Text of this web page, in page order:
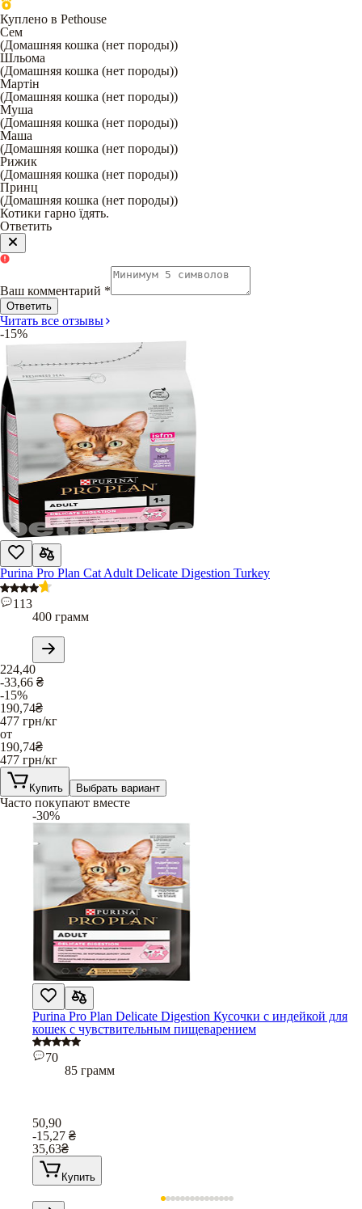
Куплено в Pethouse
Сем
(Домашняя кошка (нет породы))
Шльома
(Домашняя кошка (нет породы))
Мартін
(Домашняя кошка (нет породы))
Муша
(Домашняя кошка (нет породы))
Маша
(Домашняя кошка (нет породы))
Рижик
(Домашняя кошка (нет породы))
Принц
(Домашняя кошка (нет породы))
Котики гарно їдять.
Ответить
Ваш комментарий *
Ответить
Читать все отзывы
-15%
Purina Pro Plan Cat Adult Delicate Digestion Turkey
113
400 грамм
224,40
-33,66 ₴
-15%
190,74₴
477 грн/кг
от
190,74₴
477 грн/кг
Купить Выбрать вариант
Часто покупают вместе
-30%
Purina Pro Plan Delicate Digestion Кусочки с индейкой для
кошек с чувствительным пищеварением
70
85 грамм
50,90
-15,27 ₴
35,63₴
Купить